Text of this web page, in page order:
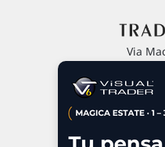
Via
P.IVA